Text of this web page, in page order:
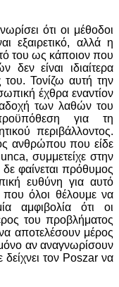
ότι οι μέθοδοι
εξαιρετικό, αλλά η
του ως κάποιον που
είναι ιδιαίτερα
του. Τονίζω αυτή την
έχθρα εναντίον
των λαθών του
για τη
περιβάλλοντος.
ανθρώπου που είδε
συμμετείχε στην
φαίνεται πρόθυμος
ευθύνη για αυτό
που όλοι θέλουμε να
αμφιβολία ότι οι
του προβλήματος
αποτελέσουν μέρος
αν αναγνωρίσουν
δείχνει τον Poszar να